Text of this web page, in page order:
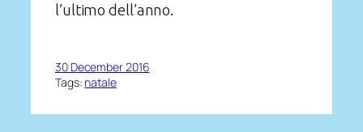
l’ultimo dell’anno.
30 December 2016
Tags: natale